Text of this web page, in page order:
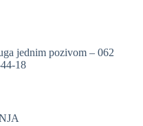
jednim pozivom – 062
18